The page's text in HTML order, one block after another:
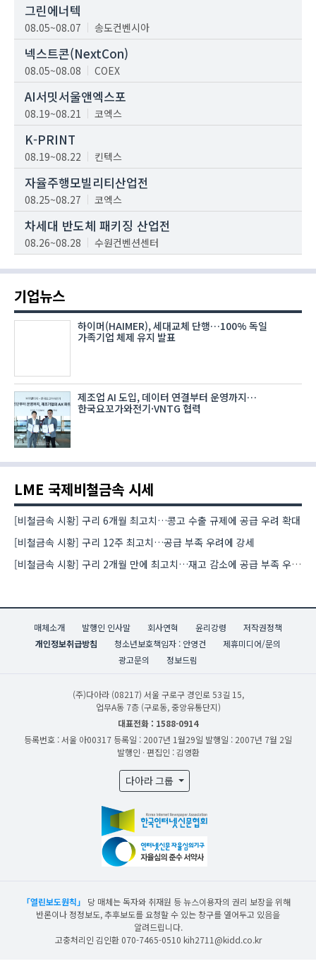
그린에너텍
08.05~08.07 송도컨벤시아
넥스트콘(NextCon)
08.05~08.08 COEX
AI서밋서울앤엑스포
08.19~08.21 코엑스
K-PRINT
08.19~08.22 킨텍스
자율주행모빌리티산업전
08.25~08.27 코엑스
차세대 반도체 패키징 산업전
08.26~08.28 수원컨벤션센터
기업뉴스
하이머(HAIMER), 세대교체 단행…100% 독일
가족기업 체제 유지 발표
제조업 AI 도입, 데이터 연결부터 운영까지…
한국요꼬가와전기·VNTG 협력
LME 국제비철금속 시세
[비철금속 시황] 구리 6개월 최고치…콩고 수출 규제에 공급 우려 확대
[비철금속 시황] 구리 12주 최고치…공급 부족 우려에 강세
[비철금속 시황] 구리 2개월 만에 최고치…재고 감소에 공급 부족 우려 확대
매체소개 발행인 인사말 회사연혁 윤리강령
저작권정책
개인정보취급방침
청소년보호책임자 : 안영건
제휴미디어/문의
광고문의
정보드림
(주)다아라 (08217) 서울 구로구 경인로 53길 15,
업무A동 7층 (구로동, 중앙유통단지)
대표전화 : 1588-0914
등록번호 : 서울 아00317 등록일 : 2007년 1월29일 발행일 : 2007년 7월 2일
발행인 · 편집인 : 김영환
다아라 그룹
「열린보도원칙」
당 매체는 독자와 취재원 등 뉴스이용자의 권리 보장을 위해
반론이나 정정보도, 추후보도를 요청할 수 있는 창구를 열어두고 있음을
알려드립니다.
고충처리인 김인환 070-7465-0510 kih2711@kidd.co.kr